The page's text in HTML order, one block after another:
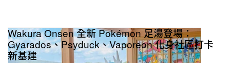
Wakura Onsen 全新 Pokémon 足湯登場：
Gyarados、Psyduck、Vaporeon 化身社區打卡
新基建